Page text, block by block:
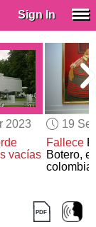
Sign In
2023
vacías
19
Fallece
Botero,